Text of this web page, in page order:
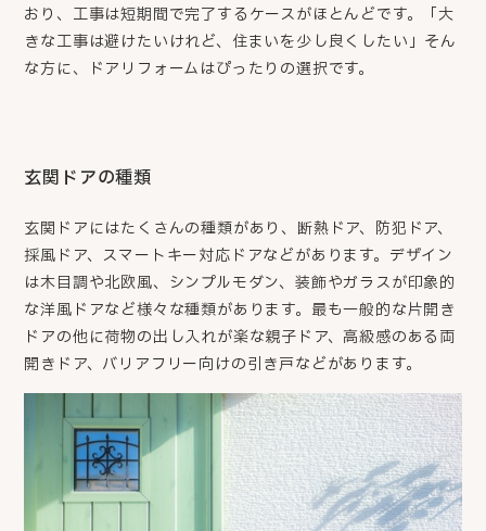
おり、工事は短期間で完了するケースがほとんどです。「大
きな工事は避けたいけれど、住まいを少し良くしたい」そん
な方に、ドアリフォームはぴったりの選択です。
玄関ドアの種類
玄関ドアにはたくさんの種類があり、断熱ドア、防犯ドア、
採風ドア、スマートキー対応ドアなどがあります。デザイン
は木目調や北欧風、シンプルモダン、装飾やガラスが印象的
な洋風ドアなど様々な種類があります。最も一般的な片開き
ドアの他に荷物の出し入れが楽な親子ドア、高級感のある両
開きドア、バリアフリー向けの引き戸などがあります。